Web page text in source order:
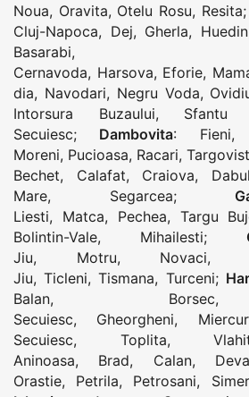
Noua, Oravita, Otelu Rosu, Resita;
Cluj-Napoca, Dej, Gherla, Huedin
Basarabi,
Cernavoda, Harsova, Eforie,
dia, Navodari, Negru Voda,
Intorsura Buzaului, Sfantu
Secuiesc; Dambovita: Fieni,
Moreni, Pucioasa, Racari,
Bechet, Calafat, Craiova,
Mare, Segarcea;
Liesti, Matca, Pechea, Targu
Bolintin-Vale, Mihailesti;
Jiu, Motru, Novaci,
Jiu,Ticleni,Tismana, Turceni;
Balan, Borsec
Secuiesc, Gheorgheni,
Secuiesc, Toplita,
Aninoasa, Brad, Calan, Deva
Orastie, Petrila, Petrosani,